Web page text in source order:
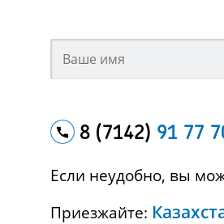
8 (7142) 91 77
Если неудобно, вы
Приезжайте: